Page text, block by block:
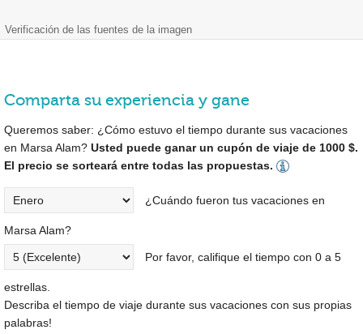
Verificación de las fuentes de la imagen
Comparta su experiencia y gane
Queremos saber: ¿Cómo estuvo el tiempo durante sus vacaciones
en Marsa Alam? Usted puede ganar un cupón de viaje de 1000 $.
El precio se sorteará entre todas las propuestas.
¿Cuándo fueron tus vacaciones en
Marsa Alam?
Por favor, califique el tiempo con 0 a 5
estrellas.
Describa el tiempo de viaje durante sus vacaciones con sus propias
palabras!